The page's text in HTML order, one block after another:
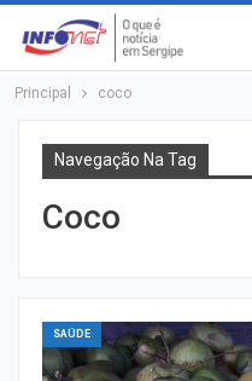
Principal coco
Navegação Na Tag
Coco
SAÚDE